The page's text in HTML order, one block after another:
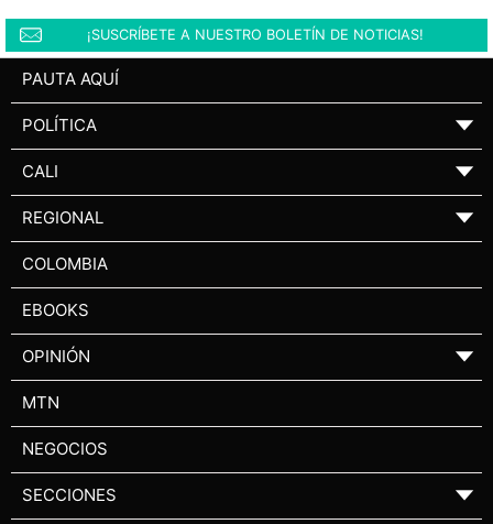
¡SUSCRÍBETE A NUESTRO BOLETÍN DE NOTICIAS!
PAUTA AQUÍ
POLÍTICA ▼
CALI ▼
REGIONAL ▼
COLOMBIA
EBOOKS
OPINIÓN ▼
MTN
NEGOCIOS
SECCIONES ▼